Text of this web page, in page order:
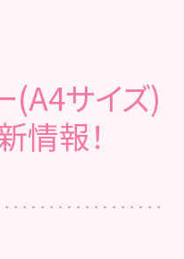
(A4サイズ)
情報！